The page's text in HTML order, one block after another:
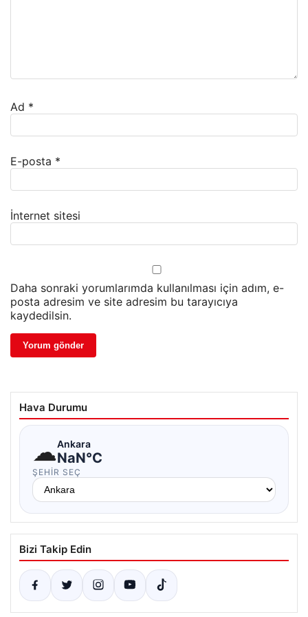
Ad *
E-posta *
İnternet sitesi
Daha sonraki yorumlarımda kullanılması için adım, e-
posta adresim ve site adresim bu tarayıcıya
kaydedilsin.
Hava Durumu
☁Ankara
NaN°C
ŞEHIR SEÇ
Bizi Takip Edin